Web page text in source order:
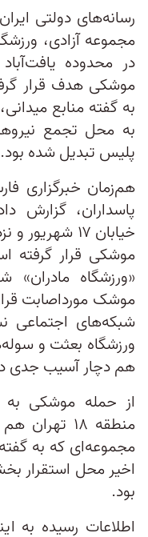
رسانه‌های دولتی
مجموعه آزادی،
در محدوده
موشکی هدف قرار
به گفته منابع
به محل تجمع
پلیس تبدیل شده بود.
هم‌زمان خبرگزاری
پاسداران، گزارش
خیابان ۱۷
موشکی قرار گرفته
«ورزشگاه
موشک مورداصابت
شبکه‌های اجتماعی
ورزشگاه بعثت و
هم دچار آسیب‌ جدی
از حمله موشکی به
منطقه ۱۸
مجموعه‌ای که به
اخیر محل استقرار
بود.
اطلاعات رسیده به